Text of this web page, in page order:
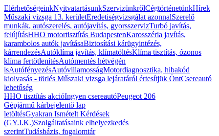
ElérhetőségeinkNyitvatartásunkSzervizünkrőlCégtörténetünkHírek
Műszaki vizsga 13. kerületEredetiségvizsgálat azonnalSzerelő
munkák, autószerelés, autójavítás, gyorsszervizTurbó javítás,
felújításHHO motortisztítás BudapestenKarosszéria javítás,
karambolos autók javításaBiztosítási kárügyintézés,
kárrendezésAutóklíma javítás, klímatöltésKlíma tisztítás, ózonos
klíma fertőtlenítésAutómentés hétvégén
isAutófényezésAutóvillamosságMotordiagnosztika, hibakód
kiolvasás - törlés Műszaki vizsga lejáratáról értesítjük ÖntCsereautó
lehetőség
HHO tisztítás akcióIngyen csereautóPeugeot 206
Gépjármű kárbejelentő lap
letöltésGyakran Ismételt Kérdések
(GY.I.K.)Szolgáltatásaink elhelyezkedés
szerintTudásbázis, fogalomtár